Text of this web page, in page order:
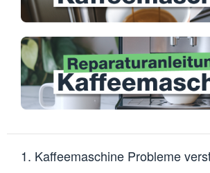
1. Kaffeemaschine Probleme